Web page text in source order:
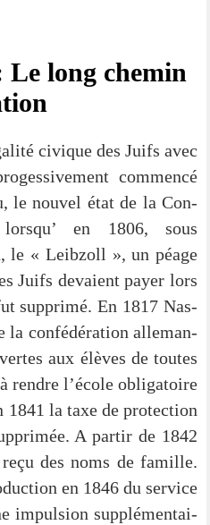
Le long che­min
civi­que des Juifs avec
com­men­cé
le nou­vel état de la Con­
en 1806, sous
le « Leib­zoll », un péa­ge
Juifs devai­ent pay­er lors
sup­p­ri­mé. En 1817 Nas­
la con­fé­dé­ra­ti­on alle­man­
aux élè­ves de tou­tes
rend­re l’école obli­ga­toire
la taxe de pro­tec­tion
A par­tir de 1842
des noms de famil­le.
en 1846 du ser­vice
impul­si­on sup­p­lé­men­tai­